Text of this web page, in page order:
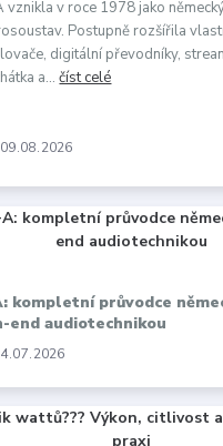
09 08 2026
vznikla v roce 1978 jako
Postupně rozšířila
digitální převodníky,
a...číst celé
07 2026
kompletní průvodce
end audiotechnikou